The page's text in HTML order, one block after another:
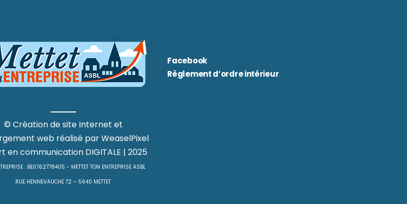
© Création de site Internet et
webréalisé parWeaselPixel
en communication DIGITALE | 2025
: BE0762778405 - METTET TON ENTREPRISE ASBL
RUE HENNEVAUCHE 72 – 5640 METTET
Facebook
Règlement d’ordre intérieur